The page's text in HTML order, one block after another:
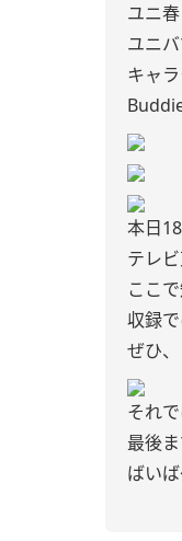
ユニ春
ユニ
キャ
本日
テレ
ここ
収録
ぜひ
それ
最後
ばい